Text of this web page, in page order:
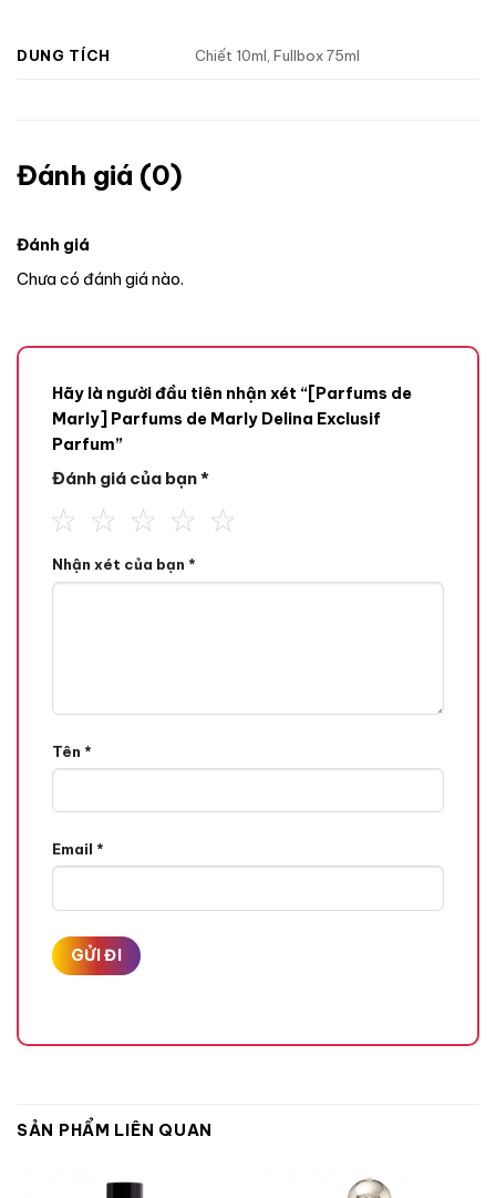
đặc biệt.
Mùi hương
Hương Vanilla,
Hương Đầu
Quả Cam Bergamot,
DUNG TÍCH Chiết 10ml, Fullbox 75ml
Đánh giá (0)
Đánh giá
Chưa có đánh giá nào.
Hãy là người đầu tiên nhận xét “[Parfums de
Marly] Parfums de Marly Delina Exclusif
Parfum”
Đánh giá của bạn*
Nhận xét của bạn *
Tên *
Email *
SẢN PHẨM LIÊN QUAN